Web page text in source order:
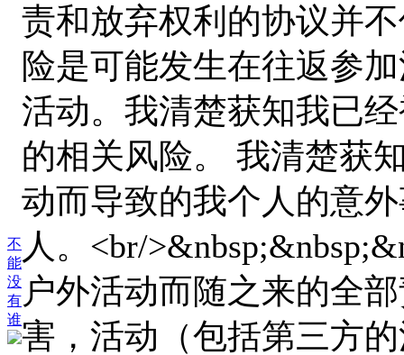
不
能
没
有
谁
责和放弃权利的协议并
险是可能发生在往返参
活动。我清楚获知我已
的相关风险。 我清楚获
动而导致的我个人的意
人。<br/
户外活动而随之来的全
害，活动（包括第三方